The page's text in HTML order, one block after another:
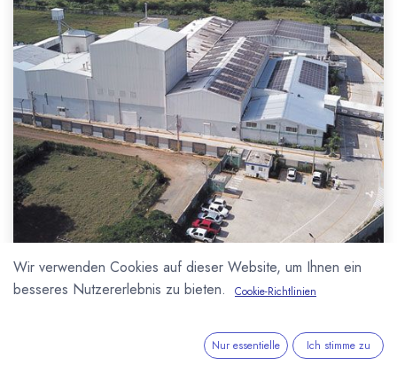
Die
Wir verwenden Cookies auf dieser Website, um Ihnen ein
besseres Nutzererlebnis zu bieten.
Cookie-Richtlinien
Nur essentielle Ich stimme zu